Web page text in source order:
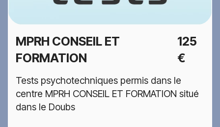
MPRH CONSEIL ET
FORMATION
125
€
Tests psychotechniques permis dans le
centre MPRH CONSEIL ET FORMATION situé
dans le Doubs